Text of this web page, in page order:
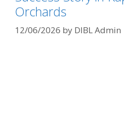
Orchards
12/06/2026 by DIBL Admin